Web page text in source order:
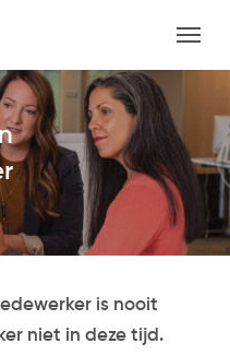
Menu
is nooit
niet in deze tijd.
Close